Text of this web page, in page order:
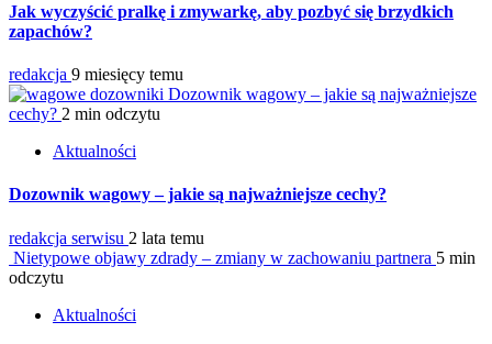
Jak wyczyścić pralkę i zmywarkę, aby pozbyć się brzydkich
zapachów?
redakcja 9 miesięcy temu
Dozownik wagowy – jakie są najważniejsze
cechy? 2 min odczytu
Aktualności
Dozownik wagowy – jakie są najważniejsze cechy?
redakcja serwisu 2 lata temu
Nietypowe objawy zdrady – zmiany w zachowaniu partnera 5 min
odczytu
Aktualności